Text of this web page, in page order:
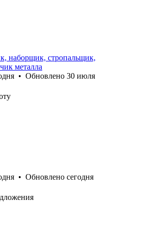
наборщик, стропальщик,
металла
• Обновлено 30 июля
• Обновлено сегодня